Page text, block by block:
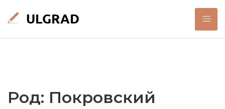
Род: Покровский